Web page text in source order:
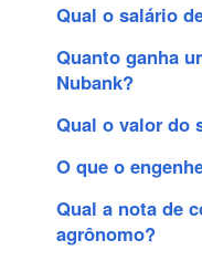
Qual o salário
Quanto ganha
Nubank?
Qual o valor do
O que o
Qual a nota de
agrônomo?